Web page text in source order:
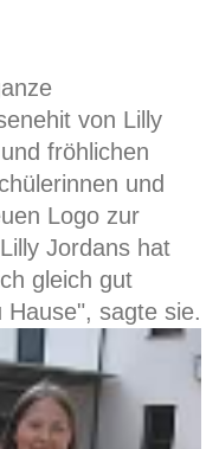
von Lilly
fröhlichen
und
Logo zur
Jordans hat
gleich gut
sagte sie.